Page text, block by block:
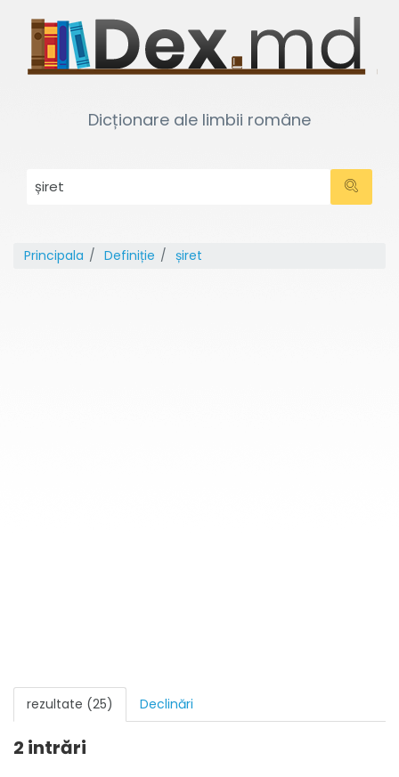
Dicționare ale limbii române
Principala Definiție șiret
rezultate (25) Declinări
2 intrări